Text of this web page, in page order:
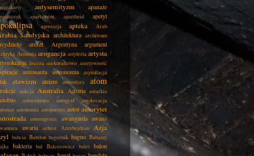
antysemityzm apanaże
apartament apartheid apetyt
apostazja apteka Arab
Saudyjska architektura archiwum
areszt Argentyna argument
Armenia arogancja artyleria artysta
asceza asekuranctwo asertywność
astronauta astronomia asymilacja
atawizm ateizm atmosfera atom
aukcja Australia Austria autarkia
autocenzura autograf
autokreacja
autonomia autoportret autor autorytet
autosugestia awangarda awans
awaria azbest Azerbejdżan
Azja
babcia Babilon bagażnik bagno Bahamy
bakteria bal Balcerowicz balet balon